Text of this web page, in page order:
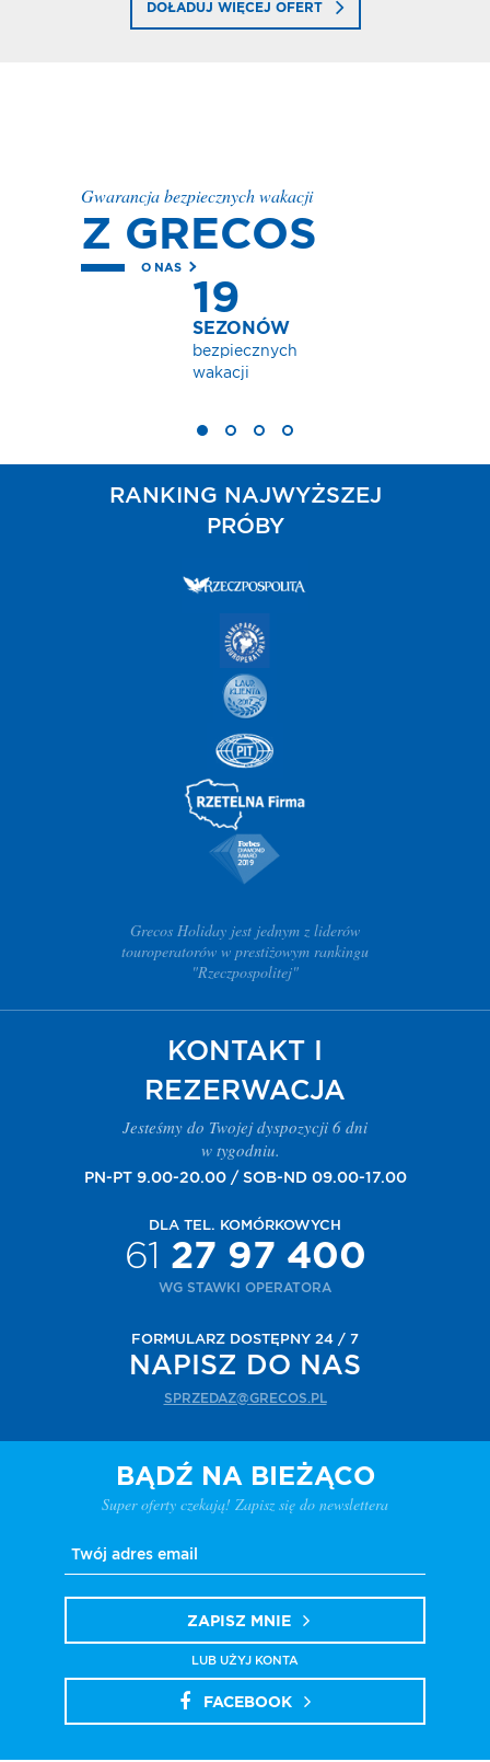
DOŁADUJ WIĘCEJ OFERT
Gwarancja bezpiecznych wakacji
Z GRECOS
O NAS
SEZONÓW
bezpiecznych
RANKING NAJWYŻSZEJ
PRÓBY
Grecos Holiday jest jednym z liderów
touroperatorów w prestiżowym rankingu
"Rzeczpospolitej"
KONTAKT I
REZERWACJA
Jesteśmy do Twojej dyspozycji 6 dni
w tygodniu.
PN-PT 9.00-20.00 / SOB-ND 09.00-17.00
DLA TEL. KOMÓRKOWYCH
61 27 97 400
WG STAWKI OPERATORA
FORMULARZ DOSTĘPNY 24 / 7
NAPISZ DO NAS
SPRZEDAZ@GRECOS.PL
BĄDŹ NA BIEŻĄCO
Super oferty czekają! Zapisz się do newslettera
ZAPISZ MNIE
LUB UŻYJ KONTA
FACEBOOK